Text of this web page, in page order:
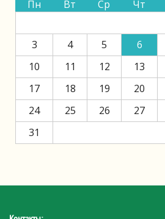
Пн Вт Ср Чт
3
4 5 6
10
11 12 13
17
18 19 20
24
25 26 27
31